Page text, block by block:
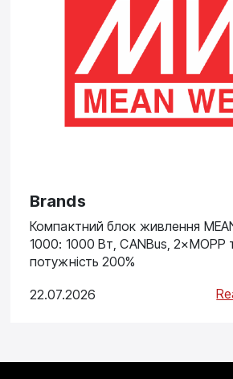
Brands
Компактний блок живлення
1000: 1000 Вт, CANBus, 2×MOPP
потужність 200%
22.07.2026